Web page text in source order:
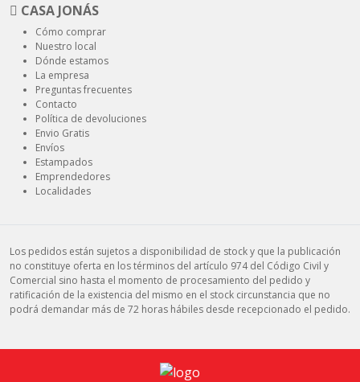
CASA JONÁS
Cómo comprar
Nuestro local
Dónde estamos
La empresa
Preguntas frecuentes
Contacto
Política de devoluciones
Envio Gratis
Envíos
Estampados
Emprendedores
Localidades
Los pedidos están sujetos a disponibilidad de stock y que la publicación
no constituye oferta en los términos del artículo 974 del Código Civil y
Comercial sino hasta el momento de procesamiento del pedido y
ratificación de la existencia del mismo en el stock circunstancia que no
podrá demandar más de 72 horas hábiles desde recepcionado el pedido.